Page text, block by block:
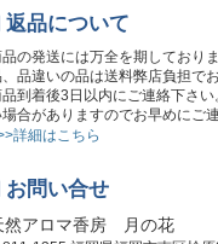
品について
の発送には万全を期しており
品違いの品は送料弊店負担で
到着後3日以内にご連絡下さ
場合がありますのでお早めにご
詳細はこちら
問い合せ
然アロマ香房 月の花